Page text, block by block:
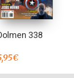
338
€